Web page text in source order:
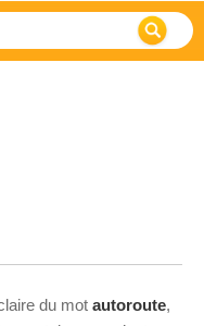
du mot autoroute,